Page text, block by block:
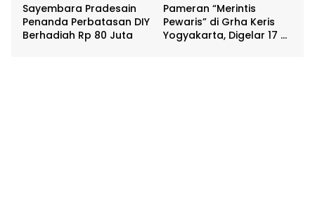
Sayembara Pradesain
Penanda Perbatasan DIY
Berhadiah Rp 80 Juta
Pameran “Merintis
Pewaris” di Grha Keris
Yogyakarta, Digelar 17 –